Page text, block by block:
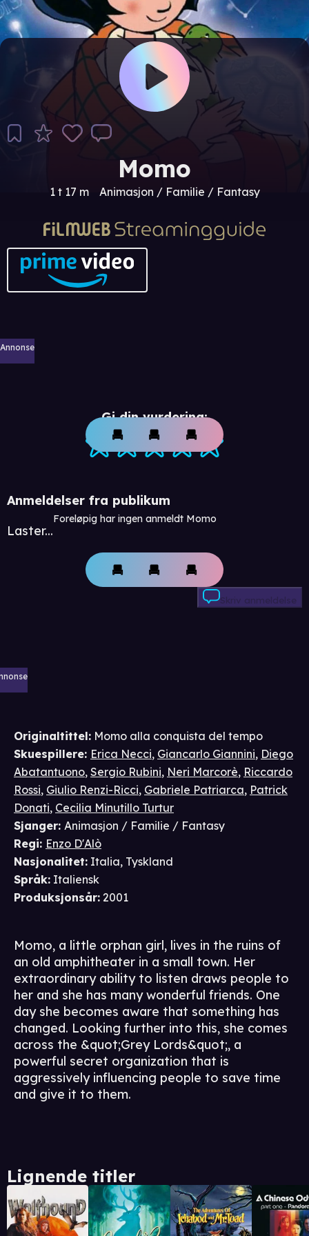
Momo
1 t 17 m Animasjon / Familie / Fantasy
Annonse
Gi din vurdering:
Anmeldelser fra publikum
Laster...
Foreløpig har ingen anmeldt Momo
Skriv anmeldelse
Originaltittel: Momo alla conquista del tempo
Skuespillere: Erica Necci, Giancarlo Giannini, Diego
Abatantuono, Sergio Rubini, Neri Marcorè, Riccardo
Rossi, Giulio Renzi-Ricci, Gabriele Patriarca, Patrick
Donati, Cecilia Minutillo Turtur
Sjanger: Animasjon / Familie / Fantasy
Regi: Enzo D'Alò
Nasjonalitet: Italia, Tyskland
Språk: Italiensk
Produksjonsår: 2001
Momo, a little orphan girl, lives in the ruins of
an old amphitheater in a small town. Her
extraordinary ability to listen draws people to
her and she has many wonderful friends. One
day she becomes aware that something has
changed. Looking further into this, she comes
across the &quot;Grey Lords&quot;, a
powerful secret organization that is
aggressively influencing people to save time
and give it to them.
Lignende titler